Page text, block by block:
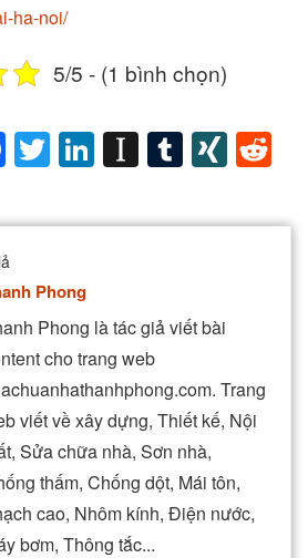
ha-noi/
5/5 - (1 bình chọn)
Facebook
Twitter
LinkedIn
Instapaper
Tumblr
Phong
Phong là tác giả viết bài
cho trang web
Trang
viết về xây dựng, Thiết kế, Nội
Sửa chữa nhà, Sơn nhà,
thấm, Chống dột, Mái tôn,
cao, Nhôm kính, Điện nước,
bơm, Thông tắc...